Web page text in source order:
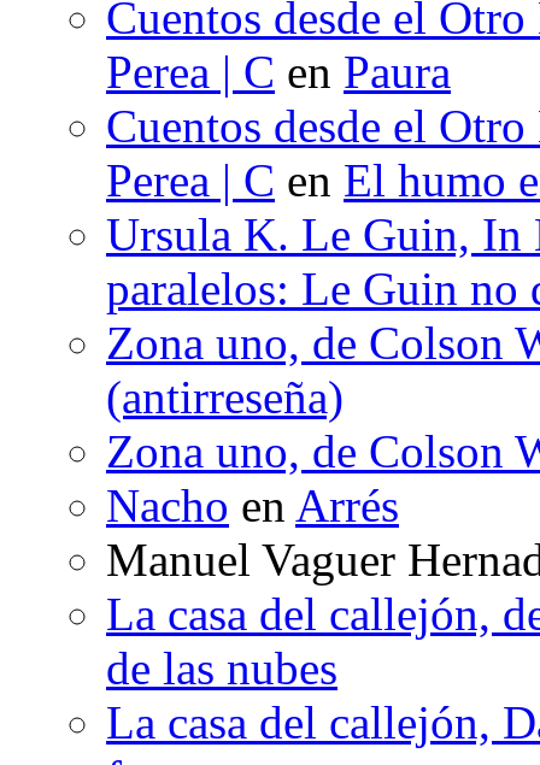
Cuentos desde el
Perea | C en Paura
Cuentos desde el
Perea | C en El humo
Ursula K. Le Guin, In
paralelos: Le Guin no
Zona uno, de Colson
(antirreseña)
Zona uno, de Colson
Nacho en Arrés
Manuel Vaguer
La casa del callejón,
de las nubes
La casa del callejón,